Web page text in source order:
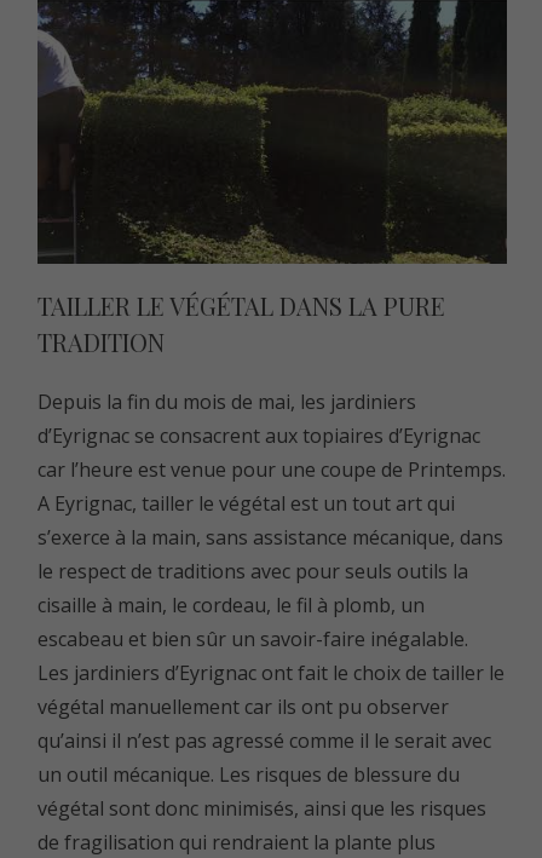
TAILLER LE VÉGÉTAL DANS LA PURE
TRADITION
Depuis la fin du mois de mai, les jardiniers
d’Eyrignac se consacrent aux topiaires d’Eyrignac
car l’heure est venue pour une coupe de Printemps.
A Eyrignac, tailler le végétal est un tout art qui
s’exerce à la main, sans assistance mécanique, dans
le respect de traditions avec pour seuls outils la
cisaille à main, le cordeau, le fil à plomb, un
escabeau et bien sûr un savoir-faire inégalable.
Les jardiniers d’Eyrignac ont fait le choix de tailler le
végétal manuellement car ils ont pu observer
qu’ainsi il n’est pas agressé comme il le serait avec
un outil mécanique. Les risques de blessure du
végétal sont donc minimisés, ainsi que les risques
de fragilisation qui rendraient la plante plus